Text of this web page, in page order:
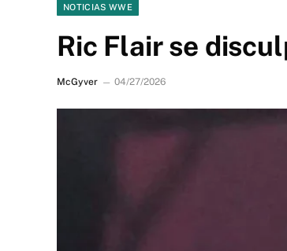
NOTICIAS WWE
Ric Flair se
McGyver 04/27/2026